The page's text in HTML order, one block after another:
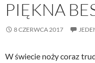
PIĘKNA
8 CZERWCA 2017
W świecie noży coraz